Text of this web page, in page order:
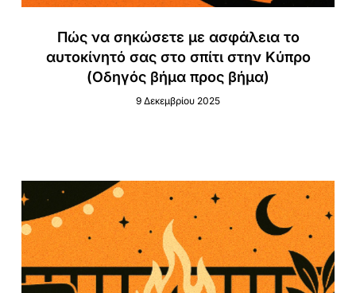
Πώς να σηκώσετε με ασφάλεια το
αυτοκίνητό σας στο σπίτι στην Κύπρο
(Οδηγός βήμα προς βήμα)
9 Δεκεμβρίου 2025